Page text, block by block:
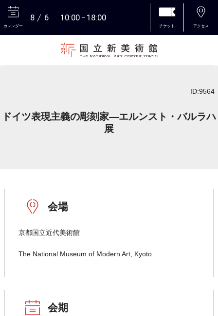
カレンダー
8 6 10:00 18:00
チケット アクセス
ID:9564
ドイツ表現主義の彫刻家―エルンスト・バルラハ
展
会場
京都国立近代美術館
The National Museum of Modern Art, Kyoto
会期